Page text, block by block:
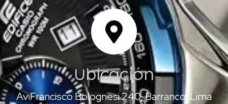
Ubicación
Av Francisco Bolognesi 240, Barranco, Lima